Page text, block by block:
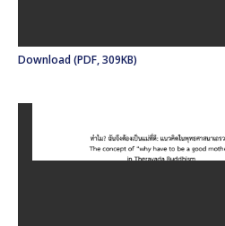
Download (PDF, 309KB)